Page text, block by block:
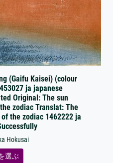
(Gaifu Kaisei) (colour
ja japanese
Original: The sun
zodiac Translat: The
the zodiac 1462222 ja
Hokusai
選ぶ